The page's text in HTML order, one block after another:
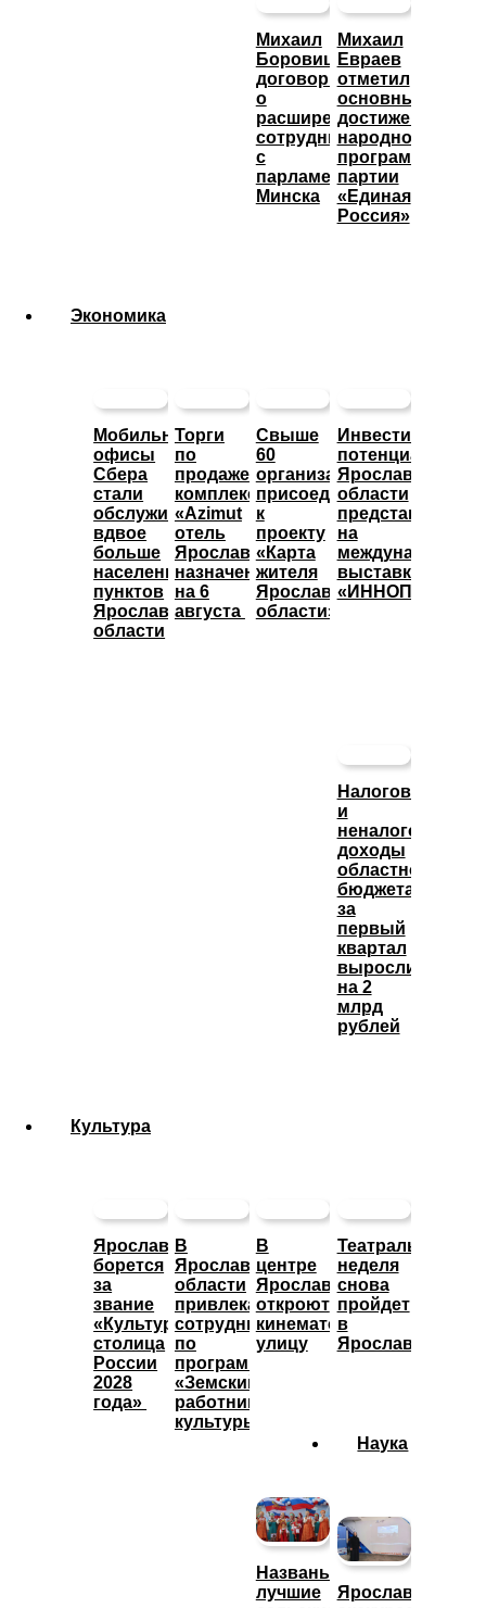
Михаил
Боровицкий
договорился
о
расширении
сотрудничества
с
парламентом
Минска
Михаил
Евраев
отметил
основные
достижения
народной
программы
партии
«Единая
Россия»
Экономика
Мобильные
офисы
Сбера
стали
обслуживать
вдвое
больше
населенных
пунктов
Ярославской
области
Торги
по
продаже
комплекса
«Azimut
отель
Ярославль»
назначены
на 6
августа
Свыше
60
организаций
присоединились
к
проекту
«Карта
жителя
Ярославской
области»
потенциал
Ярославской
области
представят
на
международной
выставке
«ИННОПРОМ»
Налоговые
и
неналоговые
доходы
областного
бюджета
за
первый
квартал
выросли
на 2
млрд
рублей
Культура
Ярославль
борется
за
звание
«Культурная
столица
России
2028
года»
В
Ярославской
области
привлекают
сотрудников
по
программе
«Земский
работник
культуры»
В
центре
Ярославле
откроют
кинематографическую
улицу
Театральная
неделя
снова
пройдет
в
Ярославле
Названы
лучшие
Наука
Ярославские